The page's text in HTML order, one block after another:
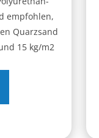
empfohlen,
Quarzsand
15 kg/m2